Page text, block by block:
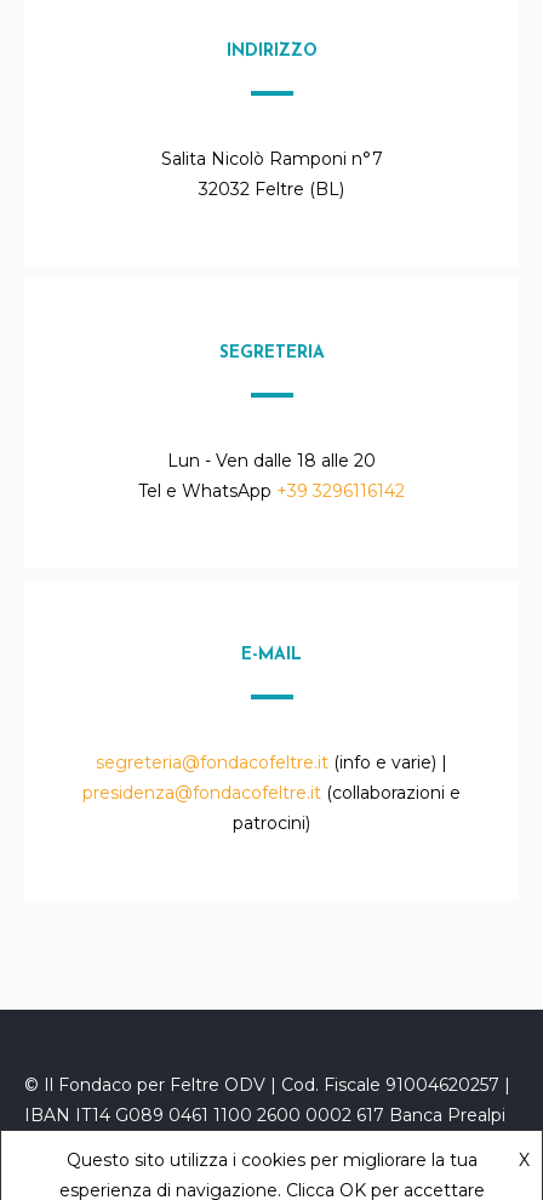
INDIRIZZO
Salita Nicolò Ramponi n°7
32032 Feltre (BL)
SEGRETERIA
Lun - Ven dalle 18 alle 20
Tel e WhatsApp +39 3296116142
E-MAIL
segreteria@fondacofeltre.it (info e varie) |
presidenza@fondacofeltre.it (collaborazioni e
patrocini)
© Il Fondaco per Feltre ODV | Cod. Fiscale 91004620257 |
IBAN IT14 G089 0461 1100 2600 0002 617 Banca Prealpi
fondacofeltre@kelipec.it Privacy Policy
Questo sito utilizza i cookies per migliorare la tua
esperienza di navigazione. Clicca OK per accettare
X